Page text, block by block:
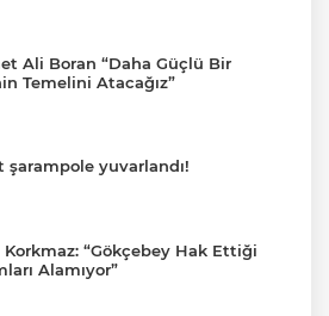
Ali Boran “Daha Güçlü Bir
Temelini Atacağız”
şarampole yuvarlandı!
Korkmaz: “Gökçebey Hak Ettiği
Alamıyor”